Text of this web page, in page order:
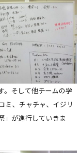
。そして他チームの学
ミ、チャチャ、イジリ
」が進行していきま